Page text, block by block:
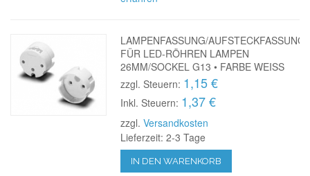
LAMPENFASSUNG/AUFSTECKFASSUNG
FÜR LED-RÖHREN LAMPEN
26MM/SOCKEL G13 • FARBE WEISS
zzgl. Steuern: 1,15 €
Inkl. Steuern: 1,37 €
zzgl.Versandkosten
Lieferzeit: 2-3 Tage
IN DEN WARENKORB